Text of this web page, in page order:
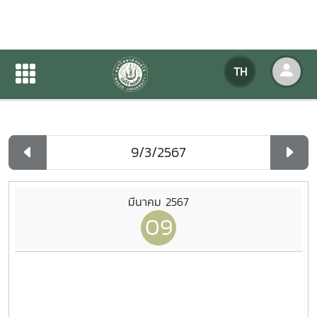
TH
ปฏิทินกิจกรรมของหน่วยงาน
ปฏิทินกิจกรรมของหน่วยงาน
มีนาคม 2567
09